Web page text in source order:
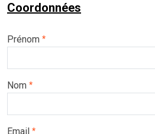
Coordonnées
Prénom *
Nom *
Email *